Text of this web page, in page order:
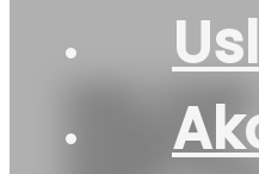
KAM. GUMA
HANKOOK